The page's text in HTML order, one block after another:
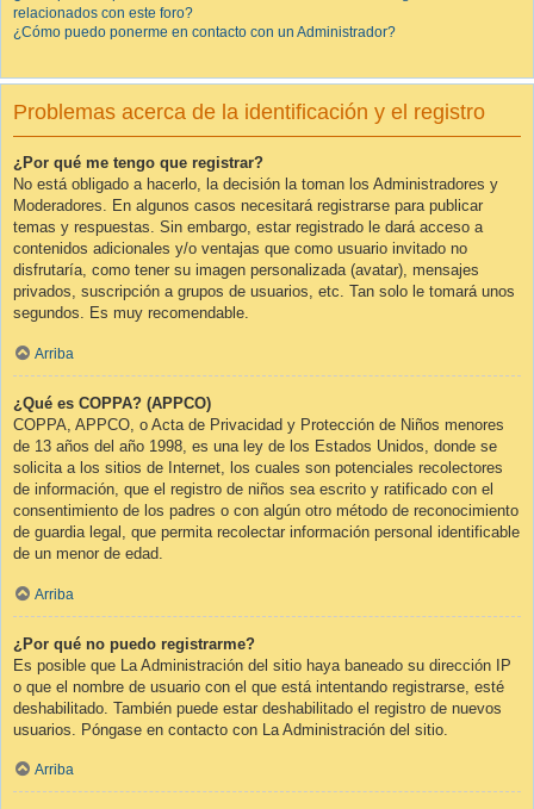
relacionados con este foro?
¿Cómo puedo ponerme en contacto con un Administrador?
Problemas acerca de la identificación y el registro
¿Por qué me tengo que registrar?
No está obligado a hacerlo, la decisión la toman los Administradores y
Moderadores. En algunos casos necesitará registrarse para publicar
temas y respuestas. Sin embargo, estar registrado le dará acceso a
contenidos adicionales y/o ventajas que como usuario invitado no
disfrutaría, como tener su imagen personalizada (avatar), mensajes
privados, suscripción a grupos de usuarios, etc. Tan solo le tomará unos
segundos. Es muy recomendable.
Arriba
¿Qué es COPPA? (APPCO)
COPPA, APPCO, o Acta de Privacidad y Protección de Niños menores
de 13 años del año 1998, es una ley de los Estados Unidos, donde se
solicita a los sitios de Internet, los cuales son potenciales recolectores
de información, que el registro de niños sea escrito y ratificado con el
consentimiento de los padres o con algún otro método de reconocimiento
de guardia legal, que permita recolectar información personal identificable
de un menor de edad.
Arriba
¿Por qué no puedo registrarme?
Es posible que La Administración del sitio haya baneado su dirección IP
o que el nombre de usuario con el que está intentando registrarse, esté
deshabilitado. También puede estar deshabilitado el registro de nuevos
usuarios. Póngase en contacto con La Administración del sitio.
Arriba